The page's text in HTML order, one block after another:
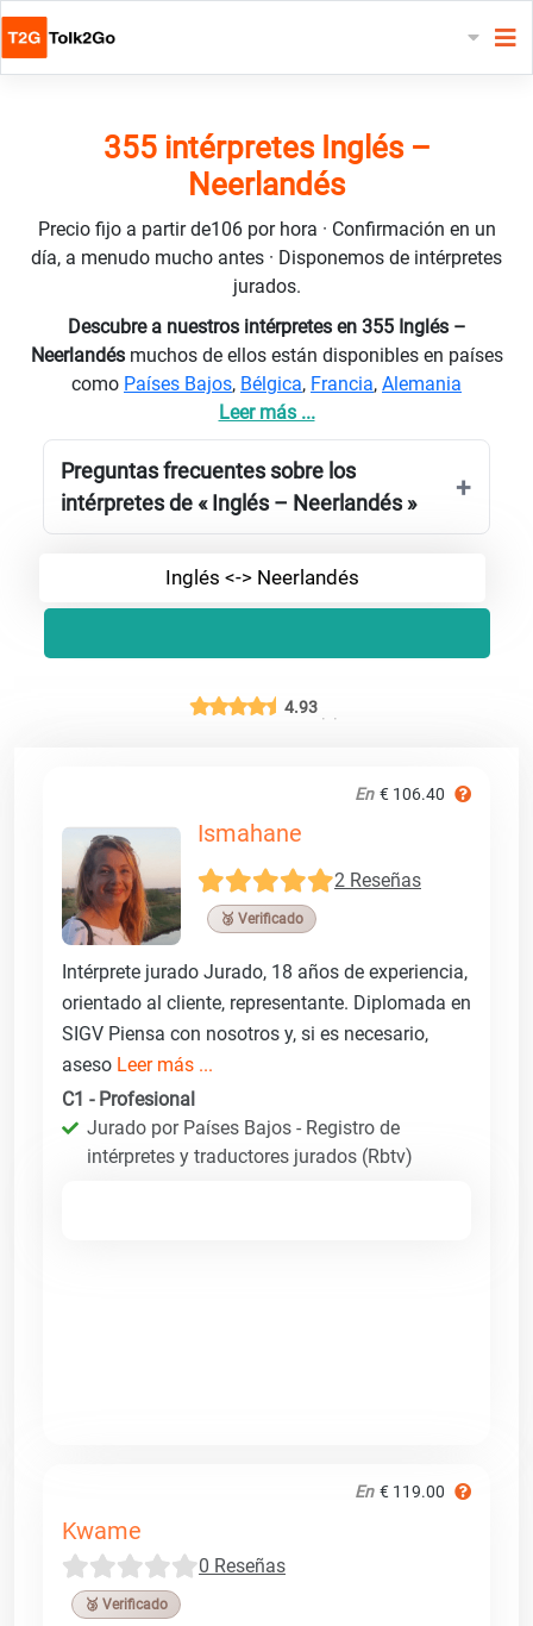
355 intérpretes Inglés –
Neerlandés
Precio fijo a partir de106 por hora · Confirmación en un
día, a menudo mucho antes · Disponemos de intérpretes
jurados.
Descubre a nuestros intérpretes en 355 Inglés –
Neerlandés muchos de ellos están disponibles en países
como Países Bajos, Bélgica, Francia, Alemania
Leer más ...
Preguntas frecuentes sobre los
intérpretes de « Inglés – Neerlandés »
Inglés <-> Neerlandés
4.93
En € 106.40
Ismahane
2 Reseñas
🥉 Verificado
Intérprete jurado Jurado, 18 años de experiencia,
orientado al cliente, representante. Diplomada en
SIGV Piensa con nosotros y, si es necesario,
aseso Leer más ...
C1 - Profesional
Jurado por Países Bajos - Registro de
intérpretes y traductores jurados (Rbtv)
En € 119.00
Kwame
0 Reseñas
🥉 Verificado